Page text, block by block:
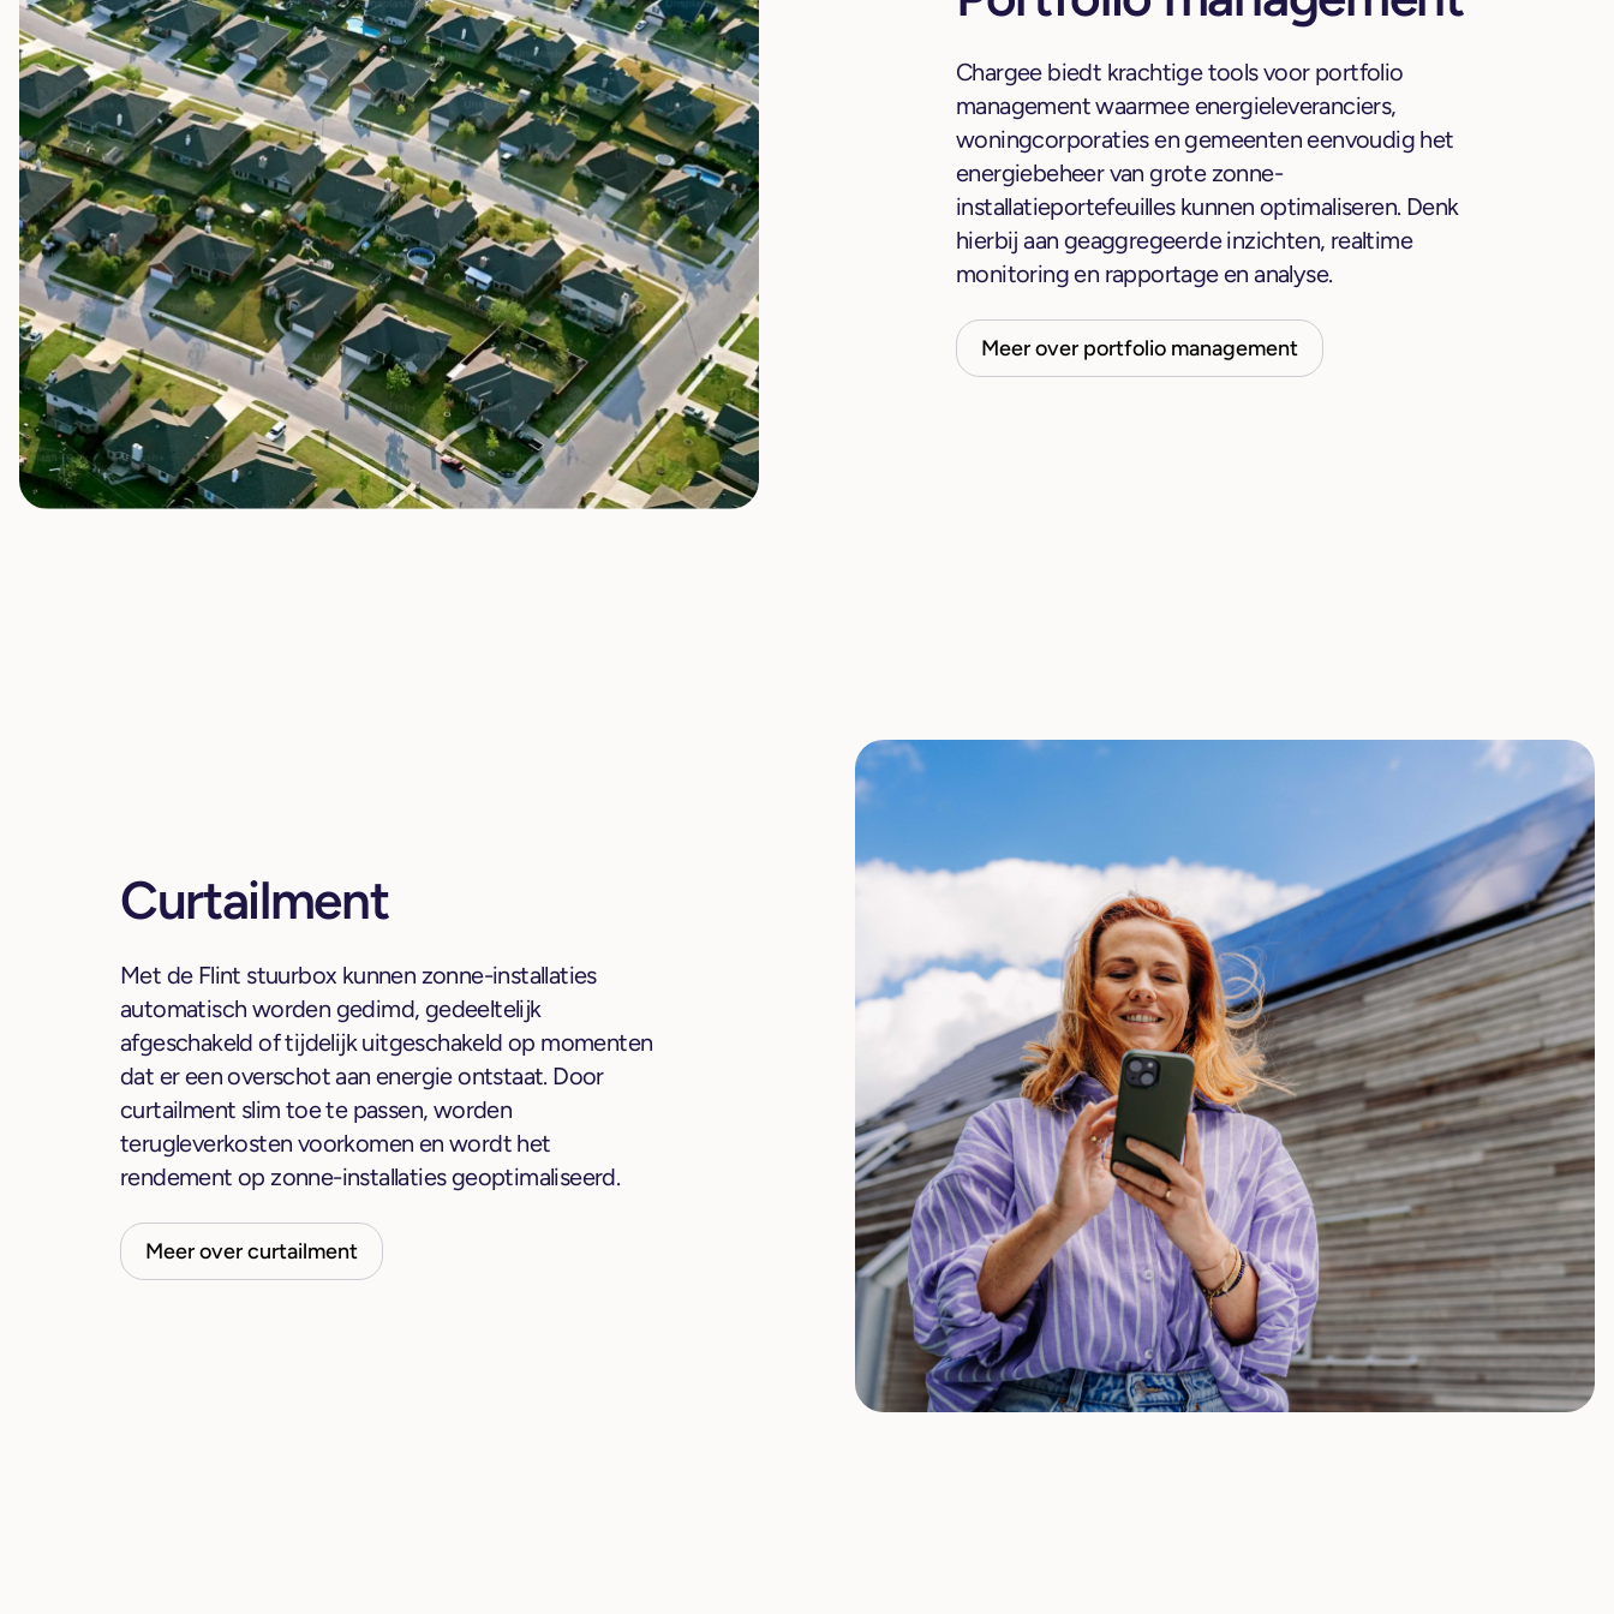
Chargee biedt krachtige tools voor portfolio
management waarmee energieleveranciers,
woningcorporaties en gemeenten eenvoudig het
energiebeheer van grote zonne-
installatieportefeuilles kunnen optimaliseren. Denk
hierbij aan geaggregeerde inzichten, realtime
monitoring en rapportage en analyse.
Meer over portfolio management
Curtailment
Met de Flint stuurbox kunnen zonne-installaties
automatisch worden gedimd, gedeeltelijk
afgeschakeld of tijdelijk uitgeschakeld op momenten
dat er een overschot aan energie ontstaat. Door
curtailment slim toe te passen, worden
terugleverkosten voorkomen en wordt het
rendement op zonne-installaties geoptimaliseerd.
Meer over curtailment